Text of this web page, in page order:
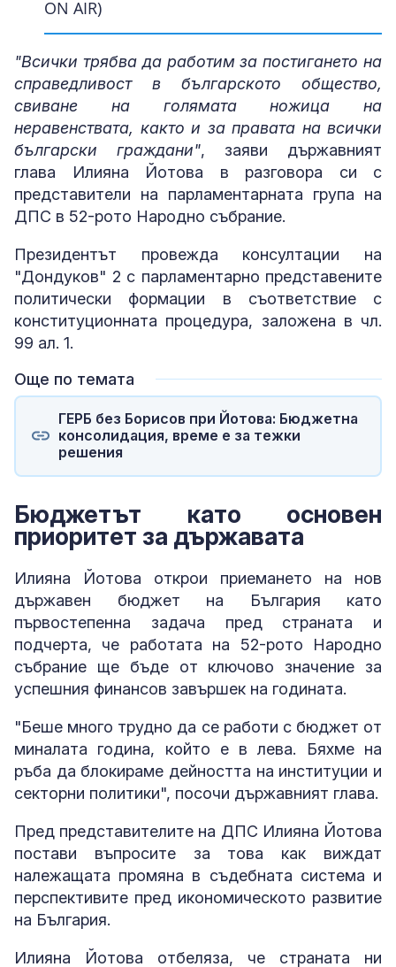
ON AIR)
ON AIR)
ON AIR)
ON AIR)
ON AIR)
ON AIR)
ON AIR)
ON AIR)
ON AIR)
ON AIR)
ON AIR)
ON AIR)
ON AIR)
ON AIR)
ON AIR)
ON AIR)
ON AIR)
ON AIR)
ON AIR)
ON AIR)
ON AIR)
ON AIR)
ON AIR)
ON AIR)
ON AIR)
ON AIR)
ON AIR)
ON AIR)
ON AIR)
ON AIR)
ON AIR)
ON AIR)
ON AIR)
ON AIR)
ON AIR)
ON AIR)
"Всички трябва да работим за постигането на
справедливост в българското общество,
свиване на голямата ножица на
неравенствата, както и за правата на всички
български граждани", заяви държавният
глава Илияна Йотова в разговора си с
представители на парламентарната група на
ДПС в 52-рото Народно събрание.
Президентът провежда консултации на
"Дондуков" 2 с парламентарно представените
политически формации в съответствие с
конституционната процедура, заложена в чл.
99 ал. 1.
Още по темата
ГЕРБ без Борисов при Йотова: Бюджетна
консолидация, време е за тежки
решения
Бюджетът като основен
приоритет за държавата
Илияна Йотова открои приемането на нов
държавен бюджет на България като
първостепенна задача пред страната и
подчерта, че работата на 52-рото Народно
събрание ще бъде от ключово значение за
успешния финансов завършек на годината.
"Беше много трудно да се работи с бюджет от
миналата година, който е в лева. Бяхме на
ръба да блокираме дейността на институции и
секторни политики", посочи държавният глава.
Пред представителите на ДПС Илияна Йотова
постави въпросите за това как виждат
належащата промяна в съдебната система и
перспективите пред икономическото развитие
на България.
Илияна Йотова отбеляза, че страната ни